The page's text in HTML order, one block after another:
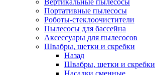
Вертикальные пылесосы
Портативные пылесосы
Роботы-стеклоочистители
Пылесосы для бассейна
Аксессуары для пылесосов
Швабры, щетки и скребки
Назад
Швабры, щетки и скребки
Насадки сменные